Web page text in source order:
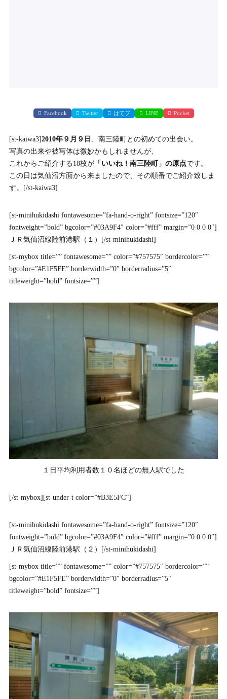
Facebook Twitter はてブ LINE Pocket
[st-kaiwa3]2010年９月９日 、南三陸町との初めての出会い。
写真の出来や被写体は微妙かもしれませんが、
これからご紹介する18枚が「いいね！南三陸町」の原点です。
この日は気仙沼方面から来ましたので、その順番でご紹介致しま
す。[/st-kaiwa3]
[st-minihukidashi fontawesome=”fa-hand-o-right” fontsize=”120″
fontweight=”bold” bgcolor=”#03A9F4″ color=”#fff” margin=”0 0 0 0″]
ＪＲ気仙沼線陸前港駅（１）[/st-minihukidashi]
[st-mybox title=”” fontawesome=”” color=”#757575″ bordercolor=””
bgcolor=”#E1F5FE” borderwidth=”0″ borderradius=”5″
titleweight=”bold” fontsize=””]
１日平均利用者数１０名ほどの無人駅でした
[/st-mybox][st-under-t color=”#B3E5FC”]
[st-minihukidashi fontawesome=”fa-hand-o-right” fontsize=”120″
fontweight=”bold” bgcolor=”#03A9F4″ color=”#fff” margin=”0 0 0 0″]
ＪＲ気仙沼線陸前港駅（２）[/st-minihukidashi]
[st-mybox title=”” fontawesome=”” color=”#757575″ bordercolor=””
bgcolor=”#E1F5FE” borderwidth=”0″ borderradius=”5″
titleweight=”bold” fontsize=””]